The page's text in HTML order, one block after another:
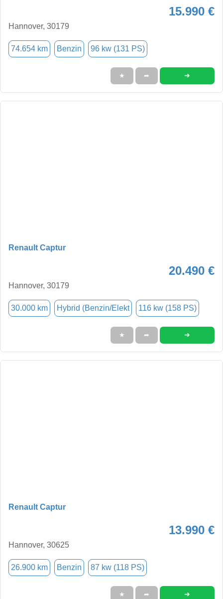
15.990 €
Hannover, 30179
74.654 km Benzin 96 kw (131 PS)
★ ➦ ➜
Renault Captur
20.490 €
Hannover, 30179
30.000 km Hybrid (Benzin/Elekt 116 kw (158 PS)
★ ➦ ➜
Renault Captur
13.990 €
Hannover, 30625
26.900 km Benzin 87 kw (118 PS)
★ ➦ ➜